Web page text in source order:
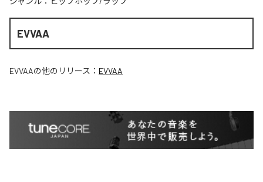
EVVAA
EVVAAの他のリリース： EVVAA